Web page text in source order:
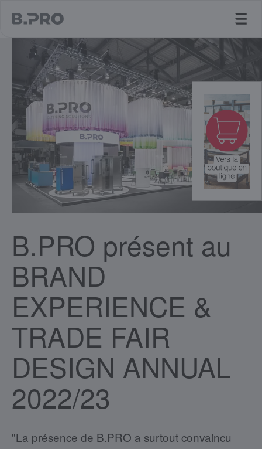
B.PRO présent au
BRAND
EXPERIENCE &
TRADE FAIR
DESIGN ANNUAL
2022/23
"La présence de B.PRO a surtout convaincu